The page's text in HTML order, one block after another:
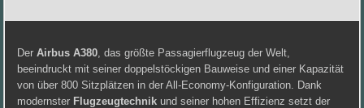
DerAirbus A380 , das größte Passagierflugzeug der Welt,
beeindruckt mit seiner doppelstöckigen Bauweise und einer Kapazität
von über 800 Sitzplätzen in der All-Economy-Konfiguration. Dank
modernster Flugzeugtechnik und seiner hohen Effizienz setzt der